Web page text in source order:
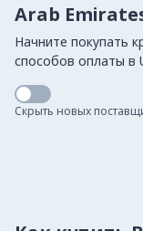
Arab
Начните покупать
способов оплаты в
Скрыть новых